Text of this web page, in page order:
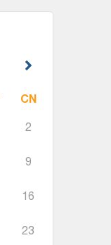
CN
2
9
16
23